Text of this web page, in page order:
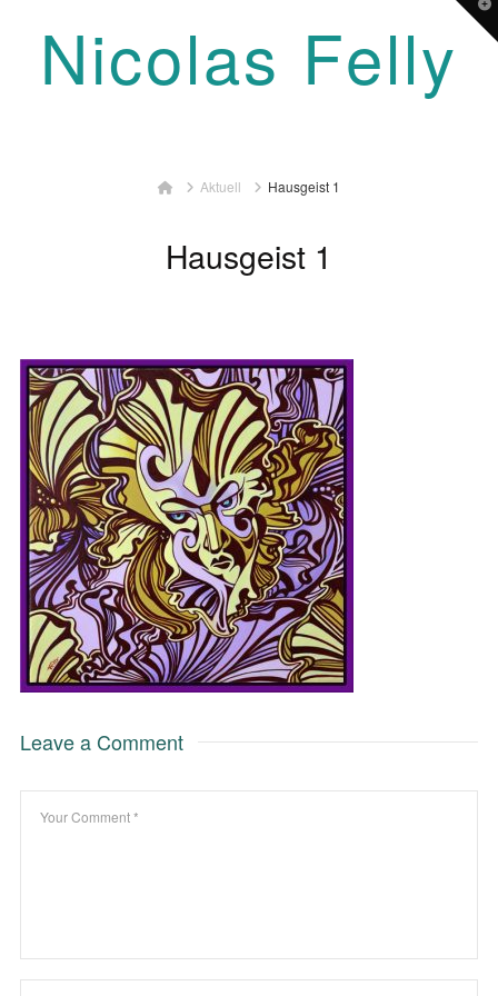
Nicolas Felly
HomeAktuell Hausgeist 1
Hausgeist 1
Leave a Comment